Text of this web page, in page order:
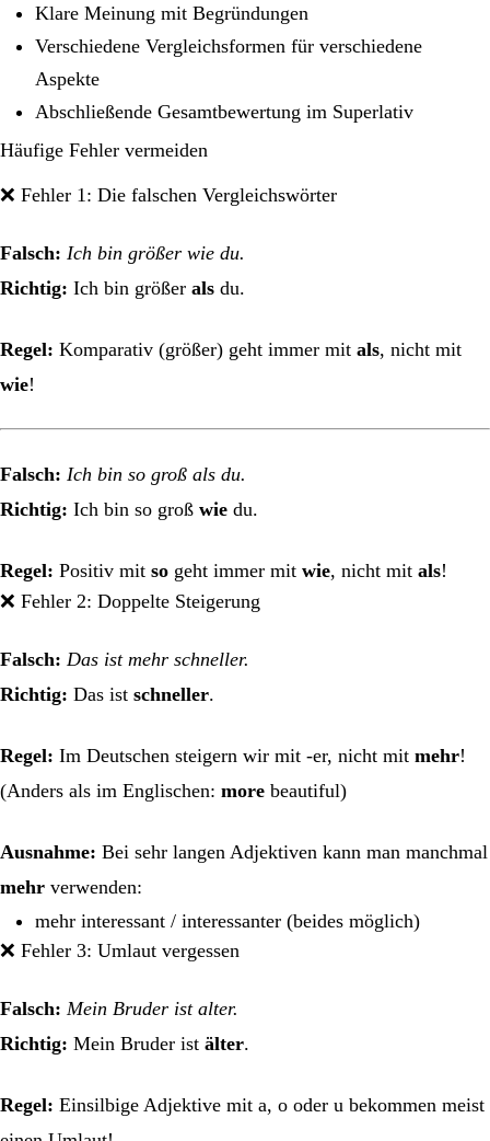
Klare Meinung mit Begründungen
Verschiedene Vergleichsformen für verschiedene
Aspekte
Abschließende Gesamtbewertung im Superlativ
Häufige Fehler vermeiden
❌ Fehler 1: Die falschen Vergleichswörter
Falsch: Ich bin größer wie du.
Richtig: Ich bin größer als du.
Regel: Komparativ (größer) geht immer mit als, nicht mit
wie!
Falsch: Ich bin so groß als du.
Richtig: Ich bin so groß wie du.
Regel: Positiv mit so geht immer mit wie, nicht mit als!
❌ Fehler 2: Doppelte Steigerung
Falsch: Das ist mehr schneller.
Richtig: Das ist schneller.
Regel: Im Deutschen steigern wir mit -er, nicht mit mehr!
(Anders als im Englischen: more beautiful)
Ausnahme: Bei sehr langen Adjektiven kann man manchmal
mehr verwenden:
mehr interessant / interessanter (beides möglich)
❌ Fehler 3: Umlaut vergessen
Falsch: Mein Bruder ist alter.
Richtig: Mein Bruder ist älter.
Regel: Einsilbige Adjektive mit a, o oder u bekommen meist